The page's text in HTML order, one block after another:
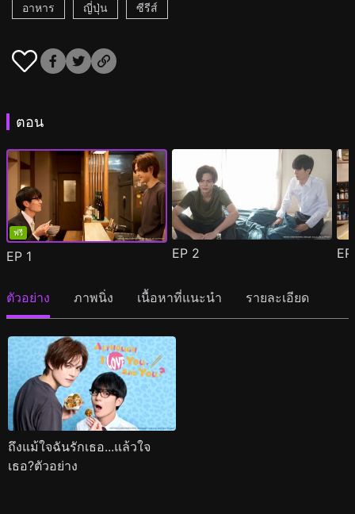
อาหาร ญี่ปุ่น ซีรีส์
ตอน
ฟรี
EP 1 EP 2
ตัวอย่าง ภาพนิ่ง เนื้อหาที่แนะนำ รายละเอียด
ถึงแม้ใจฉันรักเธอ...แล้วใจ
เธอ?ตัวอย่าง